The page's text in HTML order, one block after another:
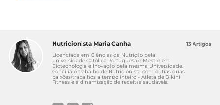
Nutricionista Maria Canha
Licenciada em Ciências da Nutrição pela
Universidade Católica Portuguesa e Mestre em
Biotecnologia e Inovação pela mesma Universidade.
Concilia o trabalho de Nutricionista com outras duas
paixões/trabalhos a tempo inteiro – Atleta de Bikini
Fitness e a dinamização de receitas saudáveis.
13 Artigos